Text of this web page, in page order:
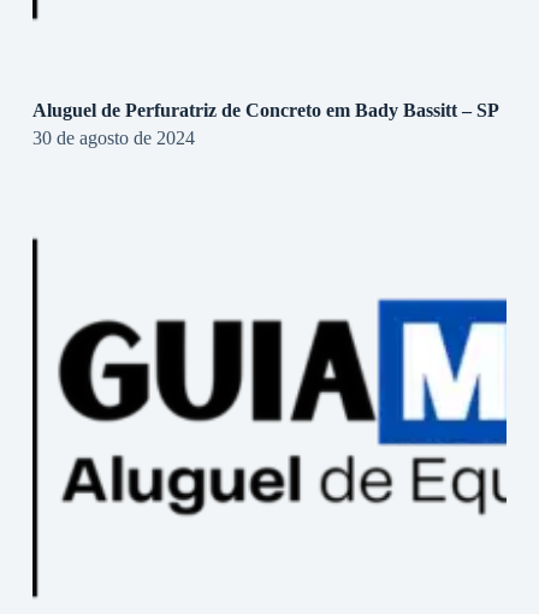
Aluguel de Perfuratriz de Concreto em Bady Bassitt – SP
30 de agosto de 2024